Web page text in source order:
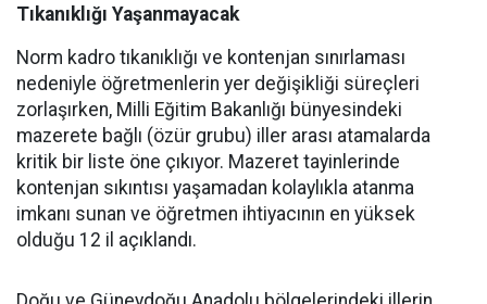
Tıkanıklığı Yaşanmayacak
Norm kadro tıkanıklığı ve kontenjan sınırlaması
nedeniyle öğretmenlerin yer değişikliği süreçleri
zorlaşırken, Milli Eğitim Bakanlığı bünyesindeki
mazerete bağlı (özür grubu) iller arası atamalarda
kritik bir liste öne çıkıyor. Mazeret tayinlerinde
kontenjan sıkıntısı yaşamadan kolaylıkla atanma
imkanı sunan ve öğretmen ihtiyacının en yüksek
olduğu 12 il açıklandı.